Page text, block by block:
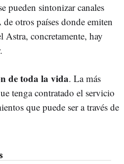
pueden sintonizar canales
otros países donde emiten
concretamente, hay
de toda la vida. La más
tenga contratado el servicio
que puede ser a través de